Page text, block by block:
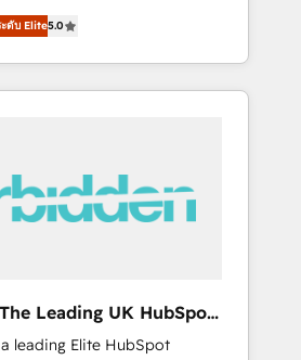
reinforcing our commitment
compliance. At
revenue teams focus on
matters most: revenue.
ETI et PME B2B à unifier
et Service sur HubSpot
Architecture : alignement
prévisible, croissance
Extensions (React),
Finance. 🚀 Nos
sécurisée,
ดับ Elite5.0
Leading UK HubSpot
leading Elite HubSpot